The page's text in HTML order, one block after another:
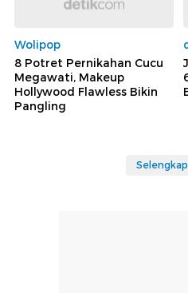
Wolipop
8 Potret Pernikahan Cucu
Megawati, Makeup
Hollywood Flawless Bikin
Pangling